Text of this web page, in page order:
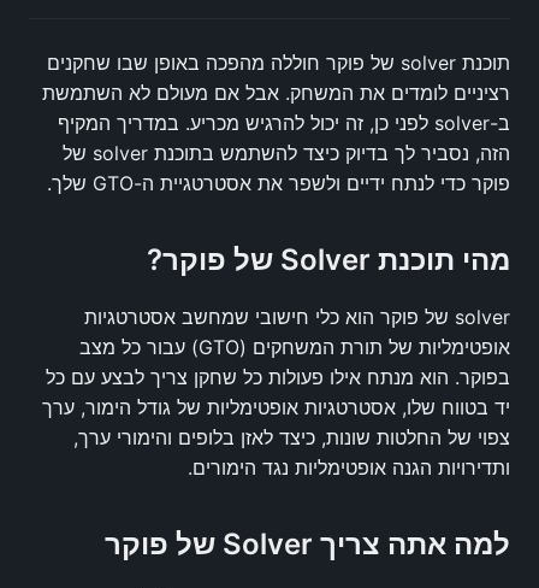
תוכנת solver של פוקר חוללה מהפכה באופן שבו שחקנים
רציניים לומדים את המשחק. אבל אם מעולם לא השתמשת
ב-solver לפני כן, זה יכול להרגיש מכריע. במדריך המקיף
הזה, נסביר לך בדיוק כיצד להשתמש בתוכנת solver של
פוקר כדי לנתח ידיים ולשפר את אסטרטגיית ה-GTO שלך.
מהי תוכנת Solver של פוקר?
solver של פוקר הוא כלי חישובי שמחשב אסטרטגיות
אופטימליות של תורת המשחקים (GTO) עבור כל מצב
בפוקר. הוא מנתח אילו פעולות כל שחקן צריך לבצע עם כל
יד בטווח שלו, אסטרטגיות אופטימליות של גודל הימור, ערך
צפוי של החלטות שונות, כיצד לאזן בלופים והימורי ערך,
ותדירויות הגנה אופטימליות נגד הימורים.
למה אתה צריך Solver של פוקר